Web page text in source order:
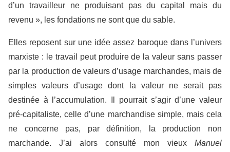
d’un travailleur ne produisant pas du capital mais du
revenu », les fondations ne sont que du sable.
Elles reposent sur une idée assez baroque dans l’univers
marxiste : le travail peut produire de la valeur sans passer
par la production de valeurs d’usage marchandes, mais de
simples valeurs d’usage dont la valeur ne serait pas
destinée à l’accumulation. Il pourrait s’agir d’une valeur
pré-capitaliste, celle d’une marchandise simple, mais cela
ne concerne pas, par définition, la production non
marchande. J’ai alors consulté mon vieux Manuel